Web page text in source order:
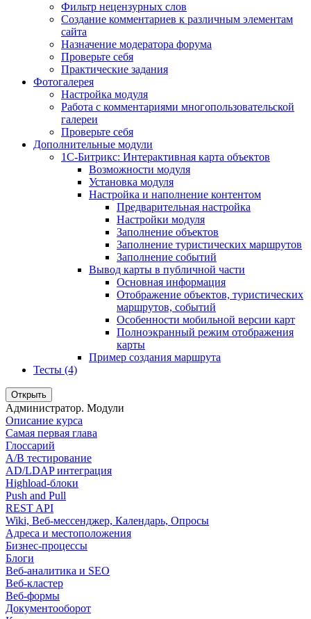
Фильтр нецензурных слов
Создание комментариев к различным элементам
сайта
Назначение модератора форума
Проверьте себя
Практические задания
Фотогалерея
Настройка модуля
Работа с комментариями многопользовательской
галереи
Проверьте себя
Дополнительные модули
1С-Битрикс: Интерактивная карта объектов
Возможности модуля
Установка модуля
Настройка и наполнение контентом
Предварительная настройка
Настройки модуля
Заполнение объектов
Заполнение туристических маршрутов
Заполнение событий
Вывод карты в публичной части
Основная информация
Отображение объектов, туристических
маршрутов, событий
Особенности мобильной версии карт
Полноэкранный режим отображения
карты
Пример создания маршрута
Тесты (4)
Открыть
Администратор. Модули
Описание курса
Самая первая глава
Глоссарий
A/B тестирование
AD/LDAP интеграция
Highload-блоки
Push and Pull
REST API
Wiki, Веб-мессенджер, Календарь, Опросы
Адреса и местоположения
Бизнес-процессы
Блоги
Веб-аналитика и SEO
Веб-кластер
Веб-формы
Документооборот